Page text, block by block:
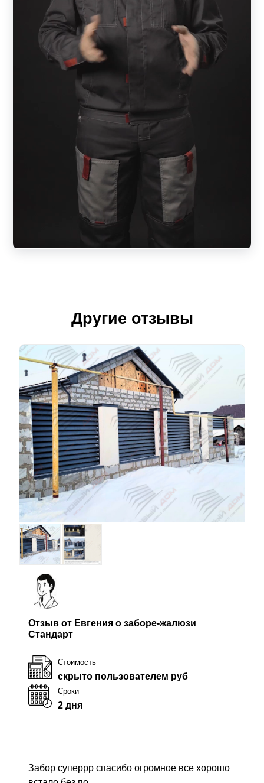
Другие отзывы
Отзыв от Евгения о заборе-жалюзи
Стандарт
Стоимость
скрыто пользователем руб
Сроки
2 дня
Забор суперрр спасибо огромное все хорошо